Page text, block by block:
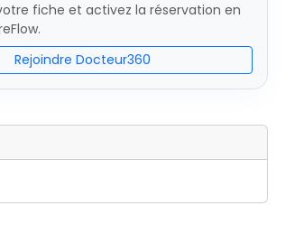
fiche et activez la réservation en
Rejoindre Docteur360